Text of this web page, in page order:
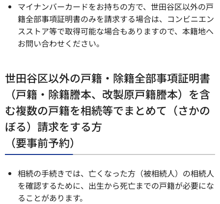
マイナンバーカードをお持ちの方で、世田谷区以外の戸
籍全部事項証明書のみを請求する場合は、コンビニエン
スストア等で取得可能な場合もありますので、本籍地へ
お問い合わせください。
世田谷区以外の戸籍・除籍全部事項証明書
（戸籍・除籍謄本、改製原戸籍謄本）を含
む複数の戸籍を相続等でまとめて（さかの
ぼる）請求をする方
（要事前予約）
相続の手続きでは、亡くなった方（被相続人）の相続人
を確認するために、出生から死亡までの戸籍が必要にな
ることがあります。